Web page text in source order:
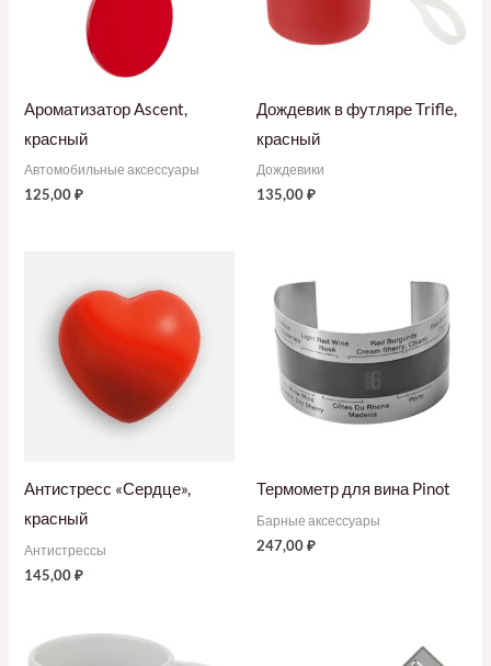
Ароматизатор Ascent,
красный
Автомобильные аксессуары
125,00₽
Дождевик в футляре Trifle,
красный
Дождевики
135,00₽
Антистресс «Сердце»,
красный
Антистрессы
145,00₽
Термометр для вина Pinot
Барные аксессуары
247,00₽